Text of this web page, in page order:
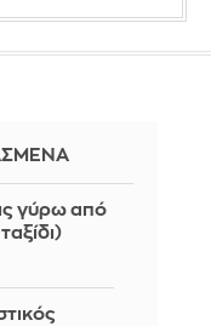
γύρω από